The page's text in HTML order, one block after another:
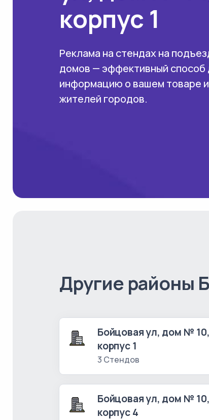
корпус 1
Реклама на стендах на
домов — эффективный способ
информацию о вашем товаре
жителей городов.
Другие районы
Бойцовая ул, дом № 10,
корпус 1
3 Стендов
Бойцовая ул, дом № 10,
корпус 4